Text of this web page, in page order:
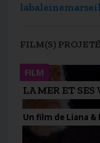
FILM(S)
LA MER ET SES
Un film de Liana &
FILM